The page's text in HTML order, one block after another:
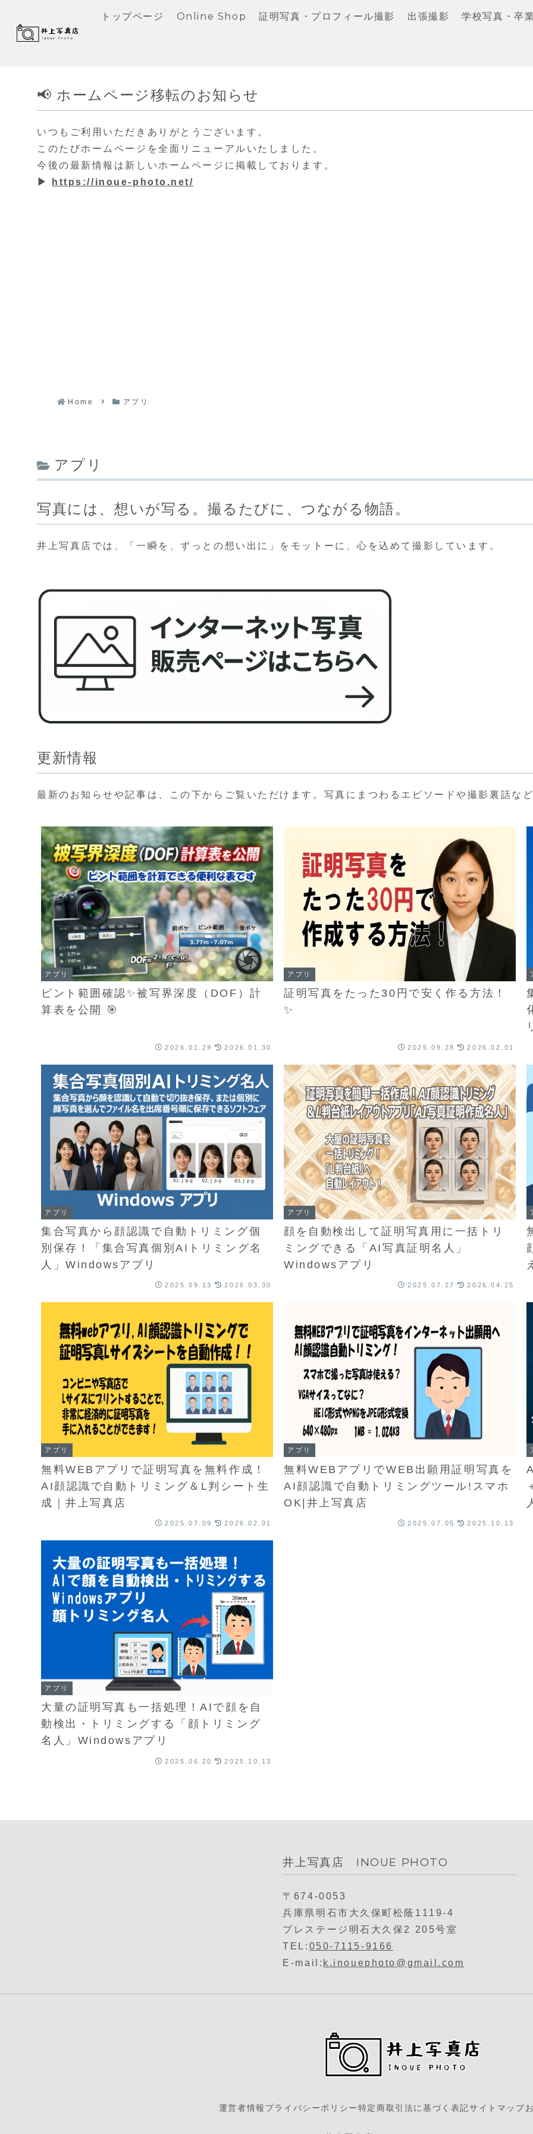
トップページ Online Shop 証明写真・プロフィール撮影 出張撮影 学校写真・卒
📢 ホームページ移転のお知らせ
いつもご利用いただきありがとうございます。
このたびホームページを全面リニューアルいたしました。
今後の最新情報は新しいホームページに掲載しております。
▶
https://inoue-photo.net/
Home アプリ
アプリ
写真には、想いが写る。撮るたびに、つながる物語。
井上写真店では、「一瞬を、ずっとの想い出に」をモットーに、心を込めて撮影しています。
更新情報
最新のお知らせや記事は、この下からご覧いただけます。写真にまつわるエピソードや撮影裏話な
アプリ
ピント範囲確認✨被写界深度（DOF）計
算表を公開 🎯
2026.01.29 2026.01.30
アプリ
証明写真をたった30円で安く作る方法！
✨
2025.09.28 2026.02.01
アプリ
集合写真から顔認識で自動トリミング個
別保存！「集合写真個別AIトリミング名
人」Windowsアプリ
2025.09.13 2026.03.30
アプリ
顔を自動検出して証明写真用に一括トリ
ミングできる「AI写真証明名人」
Windowsアプリ
2025.07.27 2026.04.25
アプリ
無料WEBアプリで証明写真を無料作成！
AI顔認識で自動トリミング＆L判シート生
成｜井上写真店
2025.07.09 2026.02.01
アプリ
無料WEBアプリでWEB出願用証明写真を
AI顔認識で自動トリミングツール!スマホ
OK|井上写真店
2025.07.05 2025.10.13
アプリ
大量の証明写真も一括処理！AIで顔を自
動検出・トリミングする「顔トリミング
名人」Windowsアプリ
2025.06.20 2025.10.13
井上写真店 INOUE PHOTO
〒674-0053
兵庫県明石市大久保町松蔭1119-4
プレステージ明石大久保2 205号室
TEL: 050-7115-9166
E-mail: k.inouephoto@gmail.com
運営者情報 プライバシーポリシー特定商取引法に基づく表記サイトマップ